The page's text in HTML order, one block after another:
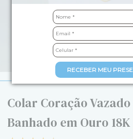
RECEBER MEU
Colar Coração
Banhado em Ouro 18K